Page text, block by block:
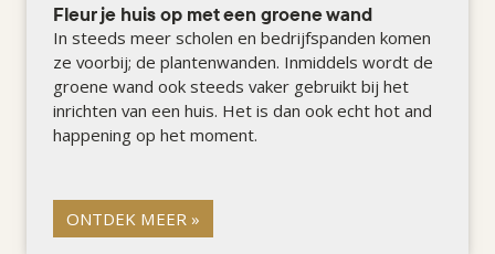
Fleur je huis op met een groene wand
In steeds meer scholen en bedrijfspanden komen
ze voorbij; de plantenwanden. Inmiddels wordt de
groene wand ook steeds vaker gebruikt bij het
inrichten van een huis. Het is dan ook echt hot and
happening op het moment.
ONTDEK MEER »